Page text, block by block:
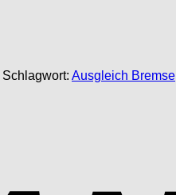
Schlagwort: Ausgleich Bremse